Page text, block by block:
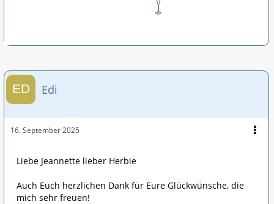
Edi
16. September 2025
Liebe Jeannette lieber Herbie
Auch Euch herzlichen Dank für Eure Glückwünsche, die
mich sehr freuen!